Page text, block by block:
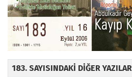
183. SAYISINDAKİ DİĞER YAZILAR